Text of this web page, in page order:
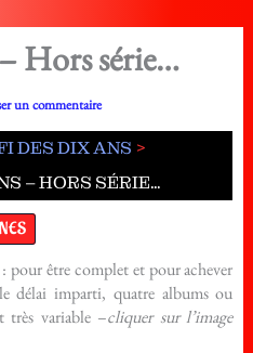
Hors série…
un commentaire
DES DIX ANS
– HORS SÉRIE…
: pour être complet et pour achever
délai imparti, quatre albums ou
très variable –cliquer sur l’image